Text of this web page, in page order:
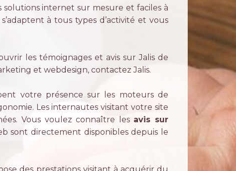
solutions internet sur mesure et faciles à
à tous types d’activité et vous
les témoignages et avis sur Jalis de
et webdesign, contactez Jalis.
votre présence sur les moteurs de
Les internautes visitant votre site
Vous voulez connaître les avis sur
sont directement disponibles depuis le